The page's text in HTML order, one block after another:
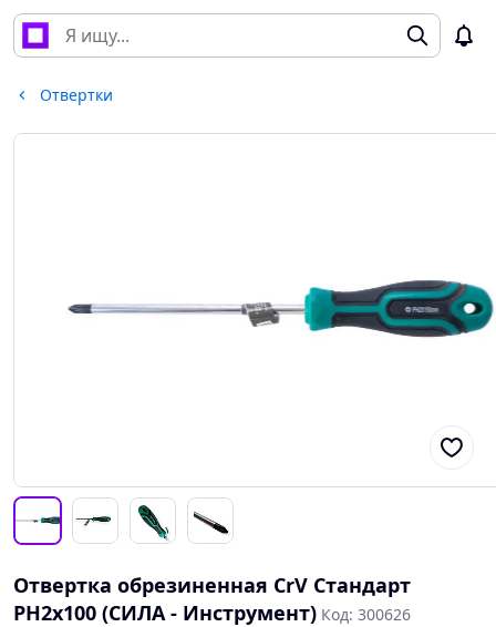
Отвертки
Отвертка обрезиненная CrV Стандарт
PH2x100 (СИЛА - Инструмент) Код: 300626